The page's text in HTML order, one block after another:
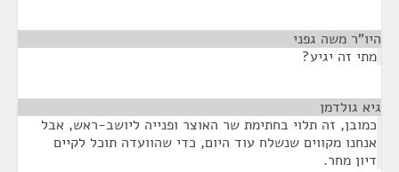
היו"ר משה גפני
מתי זה יגיע?
גיא גולדמן
כמובן, זה תלוי בחתימת שר האוצר ופנייה ליושב-ראש, אבל
אנחנו מקווים שנשלח עוד היום, כדי שהוועדה תוכל לקיים
דיון מחר.